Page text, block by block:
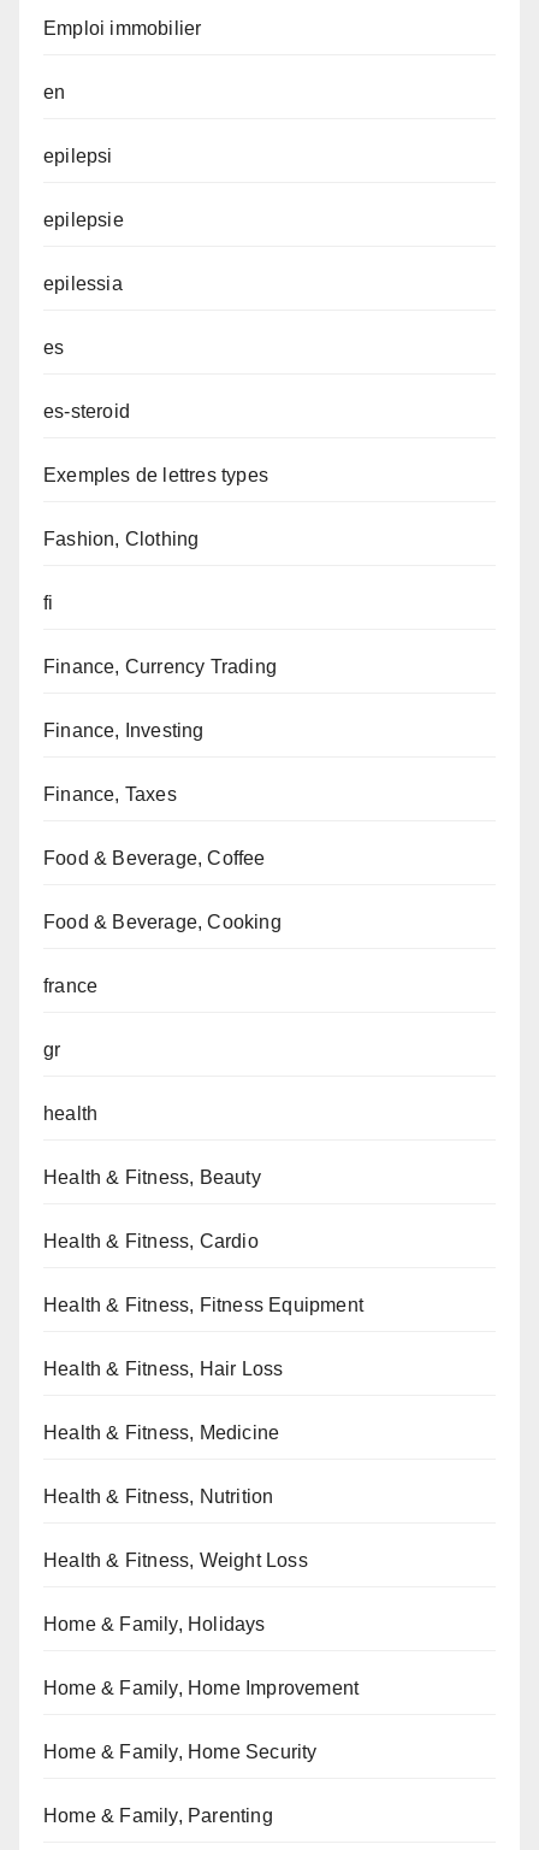
Emploi immobilier
en
epilepsi
epilepsie
epilessia
es
es-steroid
Exemples de lettres types
Fashion, Clothing
fi
Finance, Currency Trading
Finance, Investing
Finance, Taxes
Food & Beverage, Coffee
Food & Beverage, Cooking
france
gr
health
Health & Fitness, Beauty
Health & Fitness, Cardio
Health & Fitness, Fitness Equipment
Health & Fitness, Hair Loss
Health & Fitness, Medicine
Health & Fitness, Nutrition
Health & Fitness, Weight Loss
Home & Family, Holidays
Home & Family, Home Improvement
Home & Family, Home Security
Home & Family, Parenting